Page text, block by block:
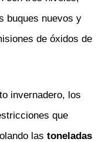
buques nuevos y
de óxidos de
invernadero, los
que
las toneladas